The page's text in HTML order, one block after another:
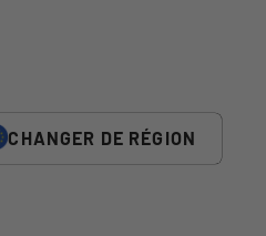
CHANGER DE RÉGION